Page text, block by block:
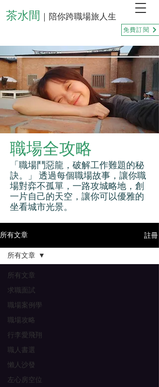
茶水間 ｜陪你跨職場旅人生
免費訂閱
職場全攻略
「職場鬥惡龍，破解工作難題的秘
訣。」 透過每個職場故事，讓你職
場對弈不孤單，一路攻城略地，創
一片自己的天空，讓你可以優雅的
坐看城市光景。
所有文章 註冊
所有文章
求職面試
職場案例學
職場攻略
行李愛飛翔
職人書選
懶人沙發
左心房空位
所有文章